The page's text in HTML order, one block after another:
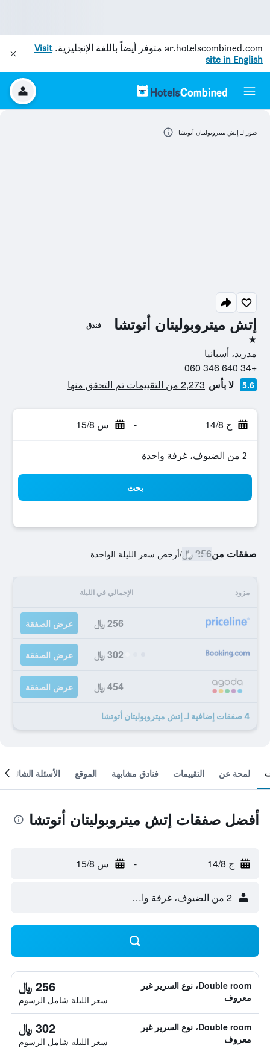
ar.hotelscombined.com متوفر أيضاً باللغة الإنجليزية.Visit
site in English
إتش ميتروبوليتان أتوتشا فندق
نجمة واحدة
مدريد، أسبانيا
+34 640 346 060
5.6 لا بأس 2,273 من التقييمات تم التحقق منها
ج 14/8 - س 15/8
2 من الضيوف، غرفة واحدة
بحث
صفقات من256 ﷼ /أرخص سعر الليلة الواحدة
مزود الإجمالي في الليلة
256 ﷼ عرض الصفقة
302 ﷼ عرض الصفقة
454 ﷼ عرض الصفقة
4 صفقات إضافية لـ إتش ميتروبوليتان أتوتشا
صور لـ إتش ميتروبوليتان أتوتشا
لمحة عن التقييمات فنادق مشابهة الموقع الأسئلة الشائعة
أفضل صفقات إتش ميتروبوليتان أتوتشا
ج 14/8 - س 15/8
2 من الضيوف، غرفة واحدة
Double room، نوع السرير غير
معروف
256 ﷼
سعر الليلة شامل الرسوم
Double room، نوع السرير غير
معروف
302 ﷼
سعر الليلة شامل الرسوم